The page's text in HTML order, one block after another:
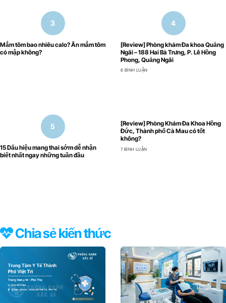
Mắm tôm bao nhiêu calo? Ăn mắm tôm
có mập không?
[Review] Phòng khám Đa khoa Quảng
Ngãi – 188 Hai Bà Trưng, P. Lê Hồng
Phong, Quảng Ngãi
6 BÌNH LUẬN
15 Dấu hiệu mang thai sớm dễ nhận
biết nhất ngay những tuần đầu
[Review] Phòng Khám Đa Khoa Hồng
Đức, Thành phố Cà Mau có tốt
không?
7 BÌNH LUẬN
Chia sẻ kiến thức